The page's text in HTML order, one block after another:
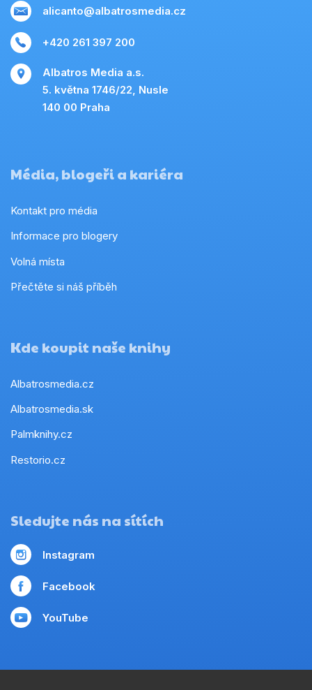
alicanto@albatrosmedia.cz
+420 261 397 200
Albatros Media a.s.
5. května 1746/22, Nusle
140 00 Praha
Média, blogeři a kariéra
Kontakt pro média
Informace pro blogery
Volná místa
Přečtěte si náš příběh
Kde koupit naše knihy
Albatrosmedia.cz
Albatrosmedia.sk
Palmknihy.cz
Restorio.cz
Sledujte nás na sítích
Instagram
Facebook
YouTube